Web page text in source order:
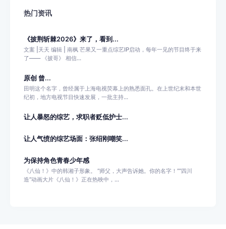
热门资讯
《披荆斩棘2026》来了，看到...
文案 |天天 编辑 | 南枫 芒果又一重点综艺IP启动，每年一见的节目终于来
了—— 《披哥》 相信...
原创 曾...
田明这个名字，曾经属于上海电视荧幕上的熟悉面孔。在上世纪末和本世
纪初，地方电视节目快速发展，一批主持...
让人暴怒的综艺，求职者贬低护士...
让人气愤的综艺场面：张绍刚嘲笑...
为保持角色青春少年感
《八仙！》中的韩湘子形象。 “师父，大声告诉她。你的名字！”“四川
造”动画大片《八仙！》正在热映中，...